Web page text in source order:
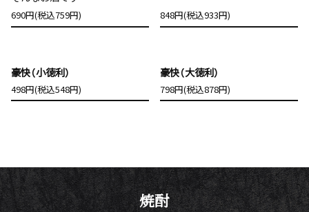
690円(税込759円) 848円(税込933円)
豪快（小徳利）
498円(税込548円)
豪快（大徳利）
798円(税込878円)
焼酎